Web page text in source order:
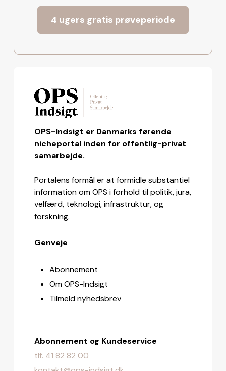
4 ugers gratis prøveperiode
OPS-Indsigt er Danmarks førende
nicheportal inden for offentlig-privat
samarbejde.
Portalens formål er at formidle substantiel
information om OPS i forhold til politik, jura,
velfærd, teknologi, infrastruktur, og
forskning.
Genveje
Abonnement
Om OPS-Indsigt
Tilmeld nyhedsbrev
Abonnement og Kundeservice
tlf. 41 82 82 00